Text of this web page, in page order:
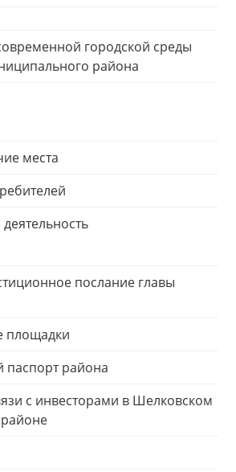
городской среды
района
места
послание главы
площадки
района
с инвесторами в Шелковском